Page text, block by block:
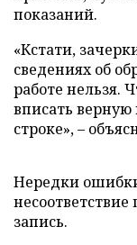
показаний.
«Кстати,
сведениях об
работе нельзя.
вписать
строке», –
Нередки
несоответствие
запись.